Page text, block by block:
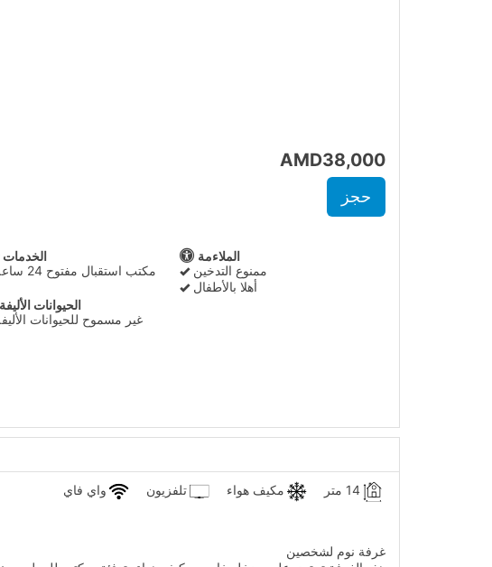
AMD38,000
الخدمات
مكتب استقبال مفتوح 24 ساعة
الملاءمة
ممنوع التدخين
أهلا بالأطفال
الحيوانات الأليفة
غير مسموح للحيوانات
14 متر مكيف هواء تلفزيون واي فاي
غرفة نوم لشخصين